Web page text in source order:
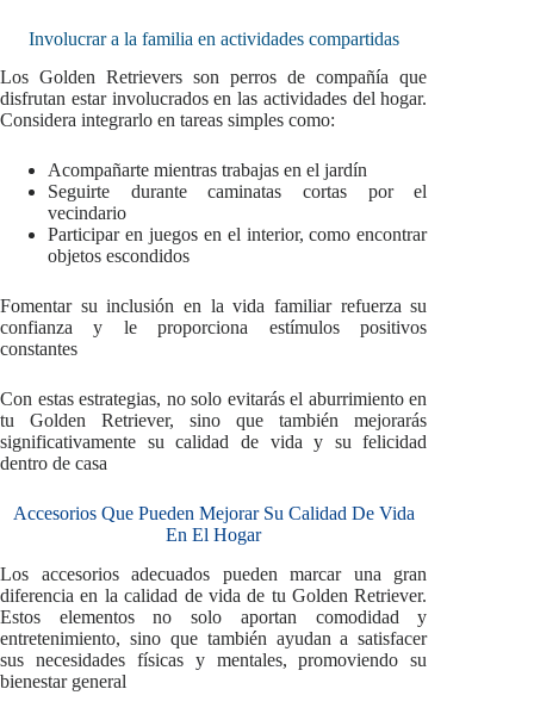
Involucrar a la familia en actividades compartidas
Los Golden Retrievers son perros de compañía que
disfrutan estar involucrados en las actividades del hogar.
Considera integrarlo en tareas simples como:
Acompañarte mientras trabajas en el jardín
Seguirte durante caminatas cortas por el
vecindario
Participar en juegos en el interior, como encontrar
objetos escondidos
Fomentar su inclusión en la vida familiar refuerza su
confianza y le proporciona estímulos positivos
constantes
Con estas estrategias, no solo evitarás el aburrimiento en
tu Golden Retriever, sino que también mejorarás
significativamente su calidad de vida y su felicidad
dentro de casa
Accesorios Que Pueden Mejorar Su Calidad De Vida
En El Hogar
Los accesorios adecuados pueden marcar una gran
diferencia en la calidad de vida de tu Golden Retriever.
Estos elementos no solo aportan comodidad y
entretenimiento, sino que también ayudan a satisfacer
sus necesidades físicas y mentales, promoviendo su
bienestar general